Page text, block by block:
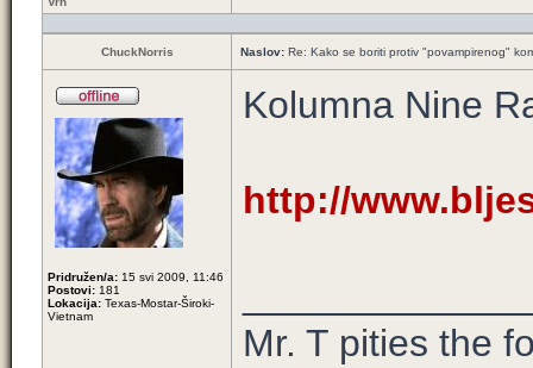
ChuckNorris Naslov: Re: Kako se boriti protiv "povampirenog"
Pridružen/a: 15 svi 2009, 11:46
Postovi: 181
Lokacija: Texas-Mostar-Široki-
Vietnam
Kolumna Nine
http://
Mr. T pities the